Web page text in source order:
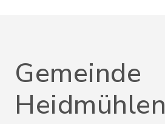
Gemeinde
Heidmühlen